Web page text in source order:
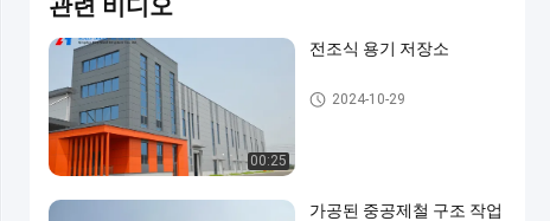
관련 비디오
00:25
전조식 용기 저장소
철강 구조물 창고
2024-10-29
가공된 중공제철 구조 작업